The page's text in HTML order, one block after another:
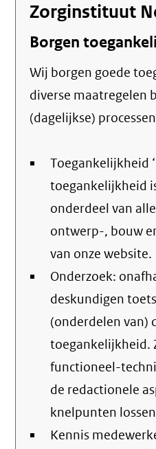
Zorginstituut
Borgen
Wij borgen goede
diverse maatregelen
(dagelijkse)
Toegankelijkheid
toegankelijkheid
onderdeel van
ontwerp-, bouw
van onze website.
Onderzoek:
deskundigen
(onderdelen van)
toegankelijkheid.
functioneel-
de redactionele
knelpunten
Kennis